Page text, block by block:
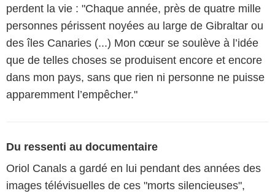
perdent la vie : "Chaque année, près de quatre mille
personnes périssent noyées au large de Gibraltar ou
des îles Canaries (...) Mon cœur se soulève à l’idée
que de telles choses se produisent encore et encore
dans mon pays, sans que rien ni personne ne puisse
apparemment l’empêcher."
Du ressenti au documentaire
Oriol Canals a gardé en lui pendant des années des
images télévisuelles de ces "morts silencieuses",